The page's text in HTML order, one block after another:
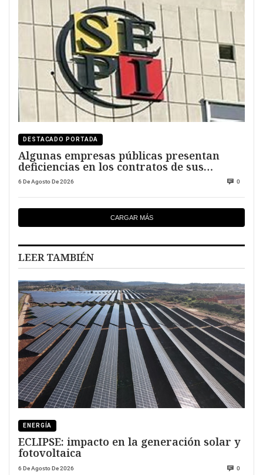
DESTACADO PORTADA
Algunas empresas públicas presentan
deficiencias en los contratos de sus
directivos
6 De Agosto De 2026 0
CARGAR MÁS
LEER TAMBIÉN
ENERGÍA
ECLIPSE: impacto en la generación solar y
fotovoltaica
6 De Agosto De 2026 0